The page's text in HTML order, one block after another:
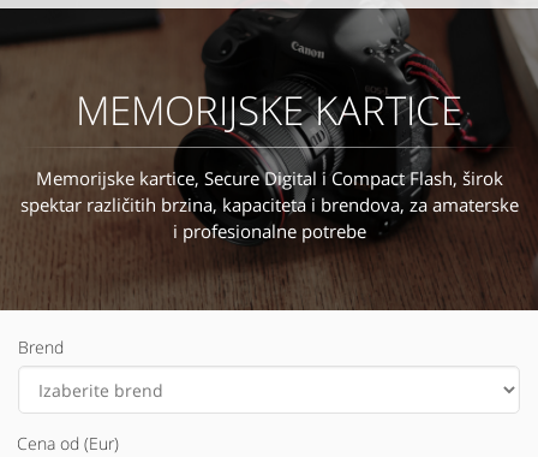
MEMORIJSKE KARTICE
Memorijske kartice, Secure Digital i Compact Flash, širok
spektar različitih brzina, kapaciteta i brendova, za amaterske
i profesionalne potrebe
Brend
Cena od (Eur)